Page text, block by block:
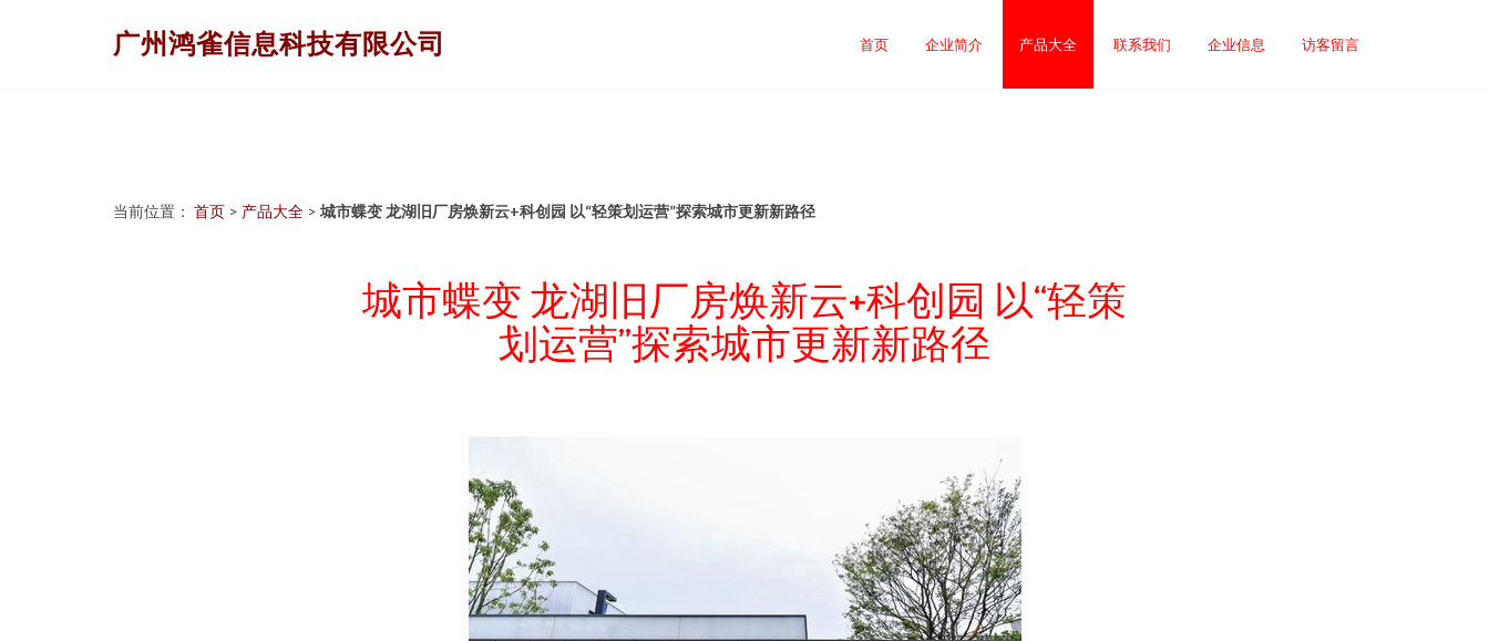
广州鸿雀信息科技有限公司 首页 企业简介 产品大全 联系我们 企业信息 访客留言
当前位置： 首页 > 产品大全 > 城市蝶变 龙湖旧厂房焕新云+科创园 以“轻策划运营”探索城市更新新路径
城市蝶变 龙湖旧厂房焕新云+科创园 以“轻策
划运营”探索城市更新新路径